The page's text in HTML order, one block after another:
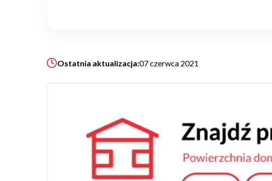
Ogrody
KALKULATOR BUDOWY
Ostatnia aktualizacja:07 czerwca 2021